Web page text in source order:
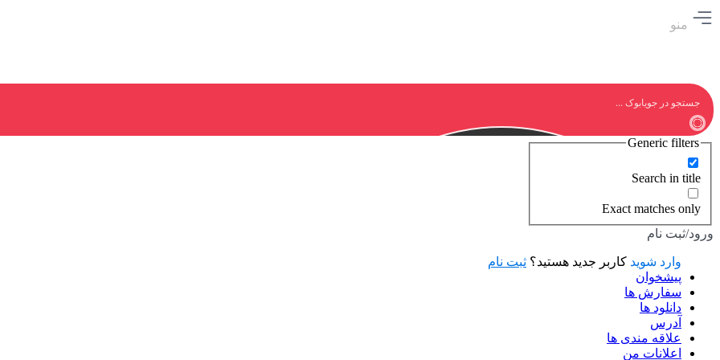
منو
Generic filters
Search in title
Exact matches only
ورود/ثبت نام
وارد شوید کاربر جدید هستید؟ ثبت نام
پیشخوان
سفارش ها
دانلود ها
آدرس
علاقه مندی ها
اعلانات من